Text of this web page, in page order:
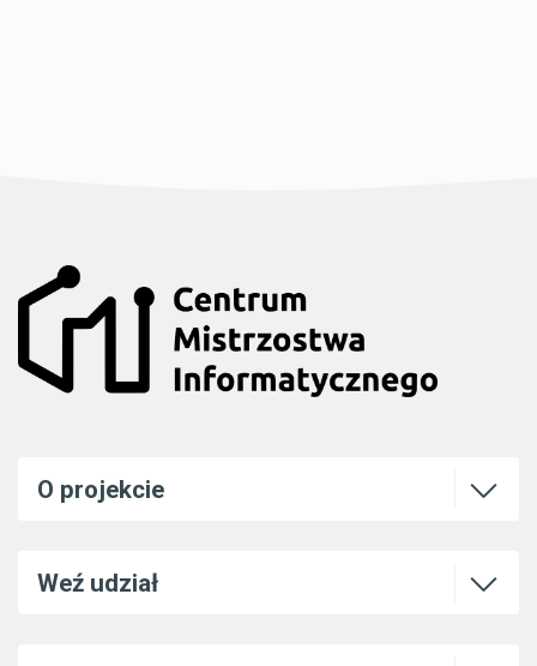
O projekcie Otwórz
Weź udział Otwórz